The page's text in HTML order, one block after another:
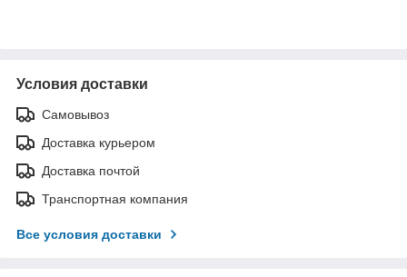
Условия доставки
Самовывоз
Доставка курьером
Доставка почтой
Транспортная компания
Все условия доставки